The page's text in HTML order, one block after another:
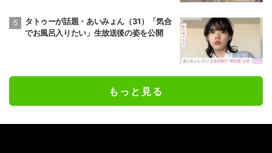
タトゥーが話題・あいみょん（31）「気合
でお風呂入りたい」生放送後の姿を公開
もっと見る